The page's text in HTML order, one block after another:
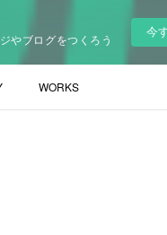
やブログをつくろう
今
WORKS